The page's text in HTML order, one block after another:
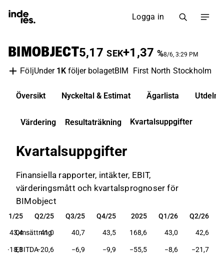
Logga in
BIMOBJECT5,17 SEK+1,37 %8/6, 3:29 PM
FöljUnder 1K följer bolagetBIM First North Stockholm
Översikt Nyckeltal & Estimat Ägarlista
Värdering Resultaträkning Kvartalsuppgifter
Kvartalsuppgifter
Finansiella rapporter, intäkter, EBIT,
värderingsmått och kvartalsprognoser för
BIMobject
Q1/25 Q2/25 Q3/25 Q4/25 2025 Q1/26 Q2/26
Q1/25 Q2/25 Q3/25 Q4/25 2025 Q1/26 Q2/26
Omsättning
43,4 41,0 40,7 43,5 168,6 43,0 42,6
EBITDA
−18,1 −20,6 −6,9 −9,9 −55,5 −8,6 −21,7